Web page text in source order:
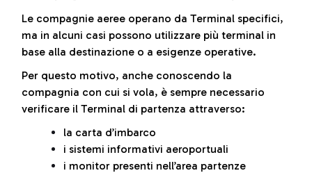
Le compagnie aeree operano da Terminal specifici,
ma in alcuni casi possono utilizzare più terminal in
base alla destinazione o a esigenze operative.
Per questo motivo, anche conoscendo la
compagnia con cui si vola, è sempre necessario
verificare il Terminal di partenza attraverso:
la carta d’imbarco
i sistemi informativi aeroportuali
i monitor presenti nell’area partenze